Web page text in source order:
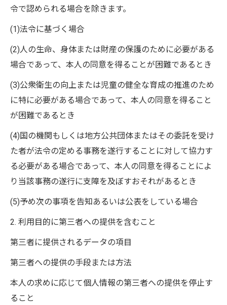
令で認められる場合を除きます。
(1)法令に基づく場合
(2)人の生命、身体または財産の保護のために必要がある
場合であって、本人の同意を得ることが困難であるとき
(3)公衆衛生の向上または児童の健全な育成の推進のため
に特に必要がある場合であって、本人の同意を得ること
が困難であるとき
(4)国の機関もしくは地方公共団体またはその委託を受け
た者が法令の定める事務を遂行することに対して協力す
る必要がある場合であって、本人の同意を得ることによ
り当該事務の遂行に支障を及ぼすおそれがあるとき
(5)予め次の事項を告知あるいは公表をしている場合
2. 利用目的に第三者への提供を含むこと
第三者に提供されるデータの項目
第三者への提供の手段または方法
本人の求めに応じて個人情報の第三者への提供を停止す
ること